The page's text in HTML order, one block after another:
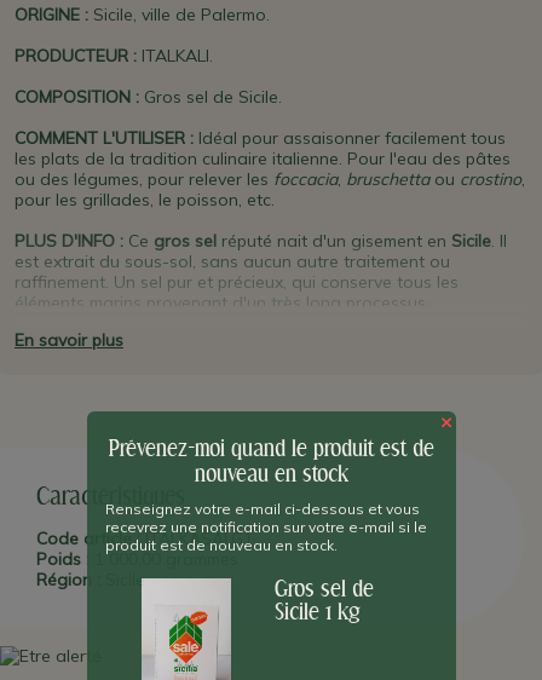
ORIGINE : Sicile, ville de Palermo.
PRODUCTEUR : ITALKALI.
COMPOSITION : Gros sel de Sicile.
COMMENT L'UTILISER : Idéal pour assaisonner facilement tous
les plats de la tradition culinaire italienne. Pour l'eau des pâtes
ou des légumes, pour relever les foccacia, bruschettaou crostino,
pour les grillades, le poisson, etc.
PLUS D'INFO : Ce gros sel réputé nait d'un gisement en Sicile. Il
est extrait du sous-sol, sans aucun autre traitement ou
raffinement. Un sel pur et précieux, qui conserve tous les
éléments marins provenant d'un très long processus
mettre deux poignées de ce gros sel dans la baignoire. Un vrai
En savoir plus
Caractéristiques
Code article : ITALKASALG1
Poids :
1 000,00 grammes
Région :
Sicile
×
Prévenez-moi quand le produit est de
nouveau en stock
Renseignez votre e-mail ci-dessous et vous
recevrez une notification sur votre e-mail si le
produit est de nouveau en stock.
Gros sel de
Sicile 1 kg